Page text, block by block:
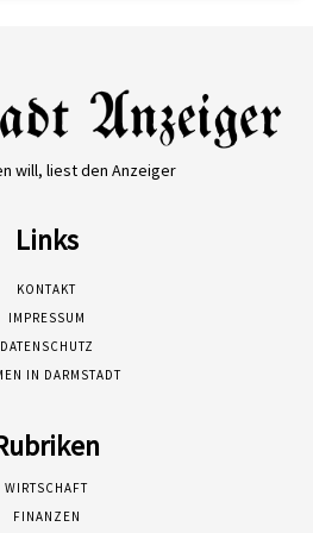
will, liest den Anzeiger
Links
KONTAKT
IMPRESSUM
DATENSCHUTZ
IN DARMSTADT
WIRTSCHAFT
FINANZEN